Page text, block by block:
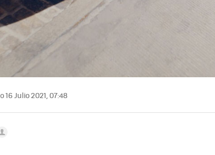
16 Julio 2021, 07:48